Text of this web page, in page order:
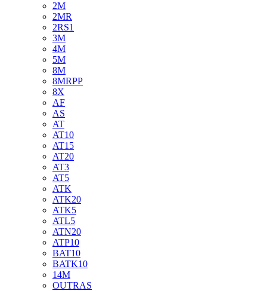
2M
2MR
2RS1
3M
4M
5M
8M
8MRPP
8X
AF
AS
AT
AT10
AT15
AT20
AT3
AT5
ATK
ATK20
ATK5
ATL5
ATN20
ATP10
BAT10
BATK10
14M
OUTRAS